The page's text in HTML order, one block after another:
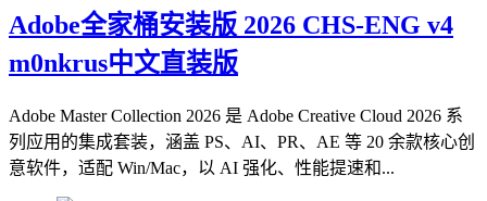
Adobe全家桶安装版 2026 CHS-ENG v4
m0nkrus中文直装版
Adobe Master Collection 2026 是 Adobe Creative Cloud 2026 系
列应用的集成套装，涵盖 PS、AI、PR、AE 等 20 余款核心创
意软件，适配 Win/Mac，以 AI 强化、性能提速和...